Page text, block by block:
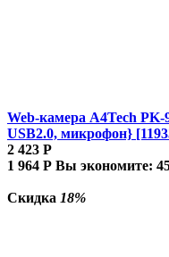
Web-камера A4Tech
USB2.0, микрофон}
2 423 Р
1 964 Р Вы экономите:
Скидка 18%